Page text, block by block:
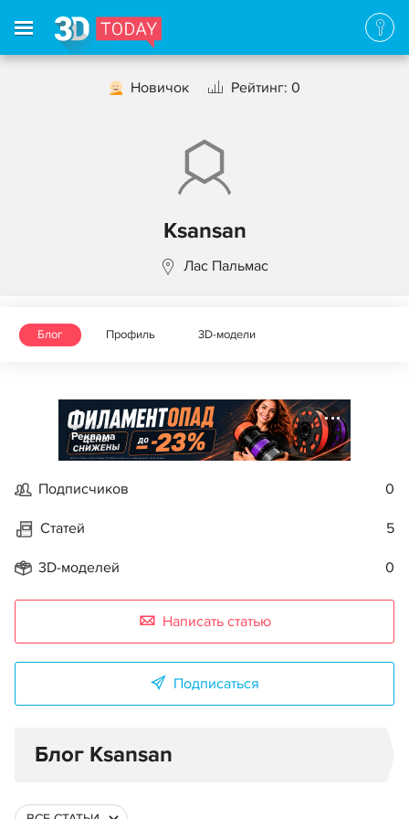
Новичок Рейтинг: 0
Ksansan
Лас Пальмас
Блог Профиль 3D-модели
Реклама
Подписчиков 0
Статей 5
3D-моделей 0
Написать статью
Подписаться
Блог Ksansan